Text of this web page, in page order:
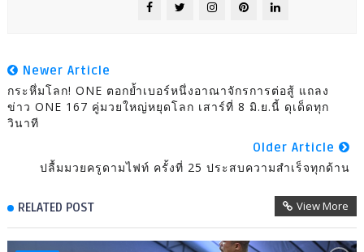
Newer Article
กระหึ่มโลก! ONE ตอกย้ำเบอร์หนึ่งอาณาจักรการต่อสู้ แถลง
ข่าว ONE 167 คู่มวยใหญ่หยุดโลก เสาร์ที่ 8 มิ.ย.นี้ ดุเด็ดทุก
วินาที
Older Article
ปลื้มมวยครูดามไฟท์ ครั้งที่ 25 ประสบความสำเร็จทุกด้าน
RELATED POST View More